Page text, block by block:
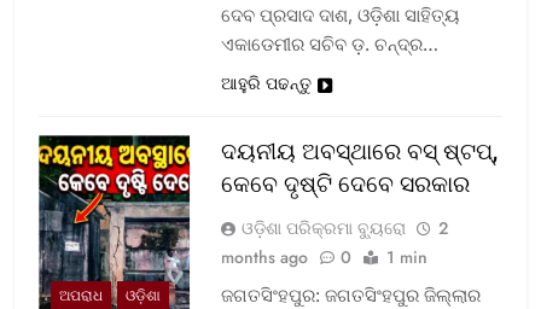
ଦେବ ପ୍ରସାଦ ଦାଶ, ଓଡ଼ିଶା ସାହିତ୍ୟ
ଏକାଡେମୀର ସଚିବ ଡ଼. ଚନ୍ଦ୍ର…
ଆହୁରି ପଢନ୍ତୁ
ଅପରାଧ ଓଡ଼ିଶା
ଦୟନୀୟ ଅବସ୍ଥାରେ ବସ୍‌ ଷ୍ଟପ୍‌,
କେବେ ଦୃଷ୍ଟି ଦେବେ ସରକାର
ଓଡ଼ିଶା ପରିକ୍ରମା ବ୍ୟୁରୋ
2
months ago
0 1 min
ଜଗତସିଂହପୁର: ଜଗତସିଂହପୁର ଜିଲ୍ଲାର